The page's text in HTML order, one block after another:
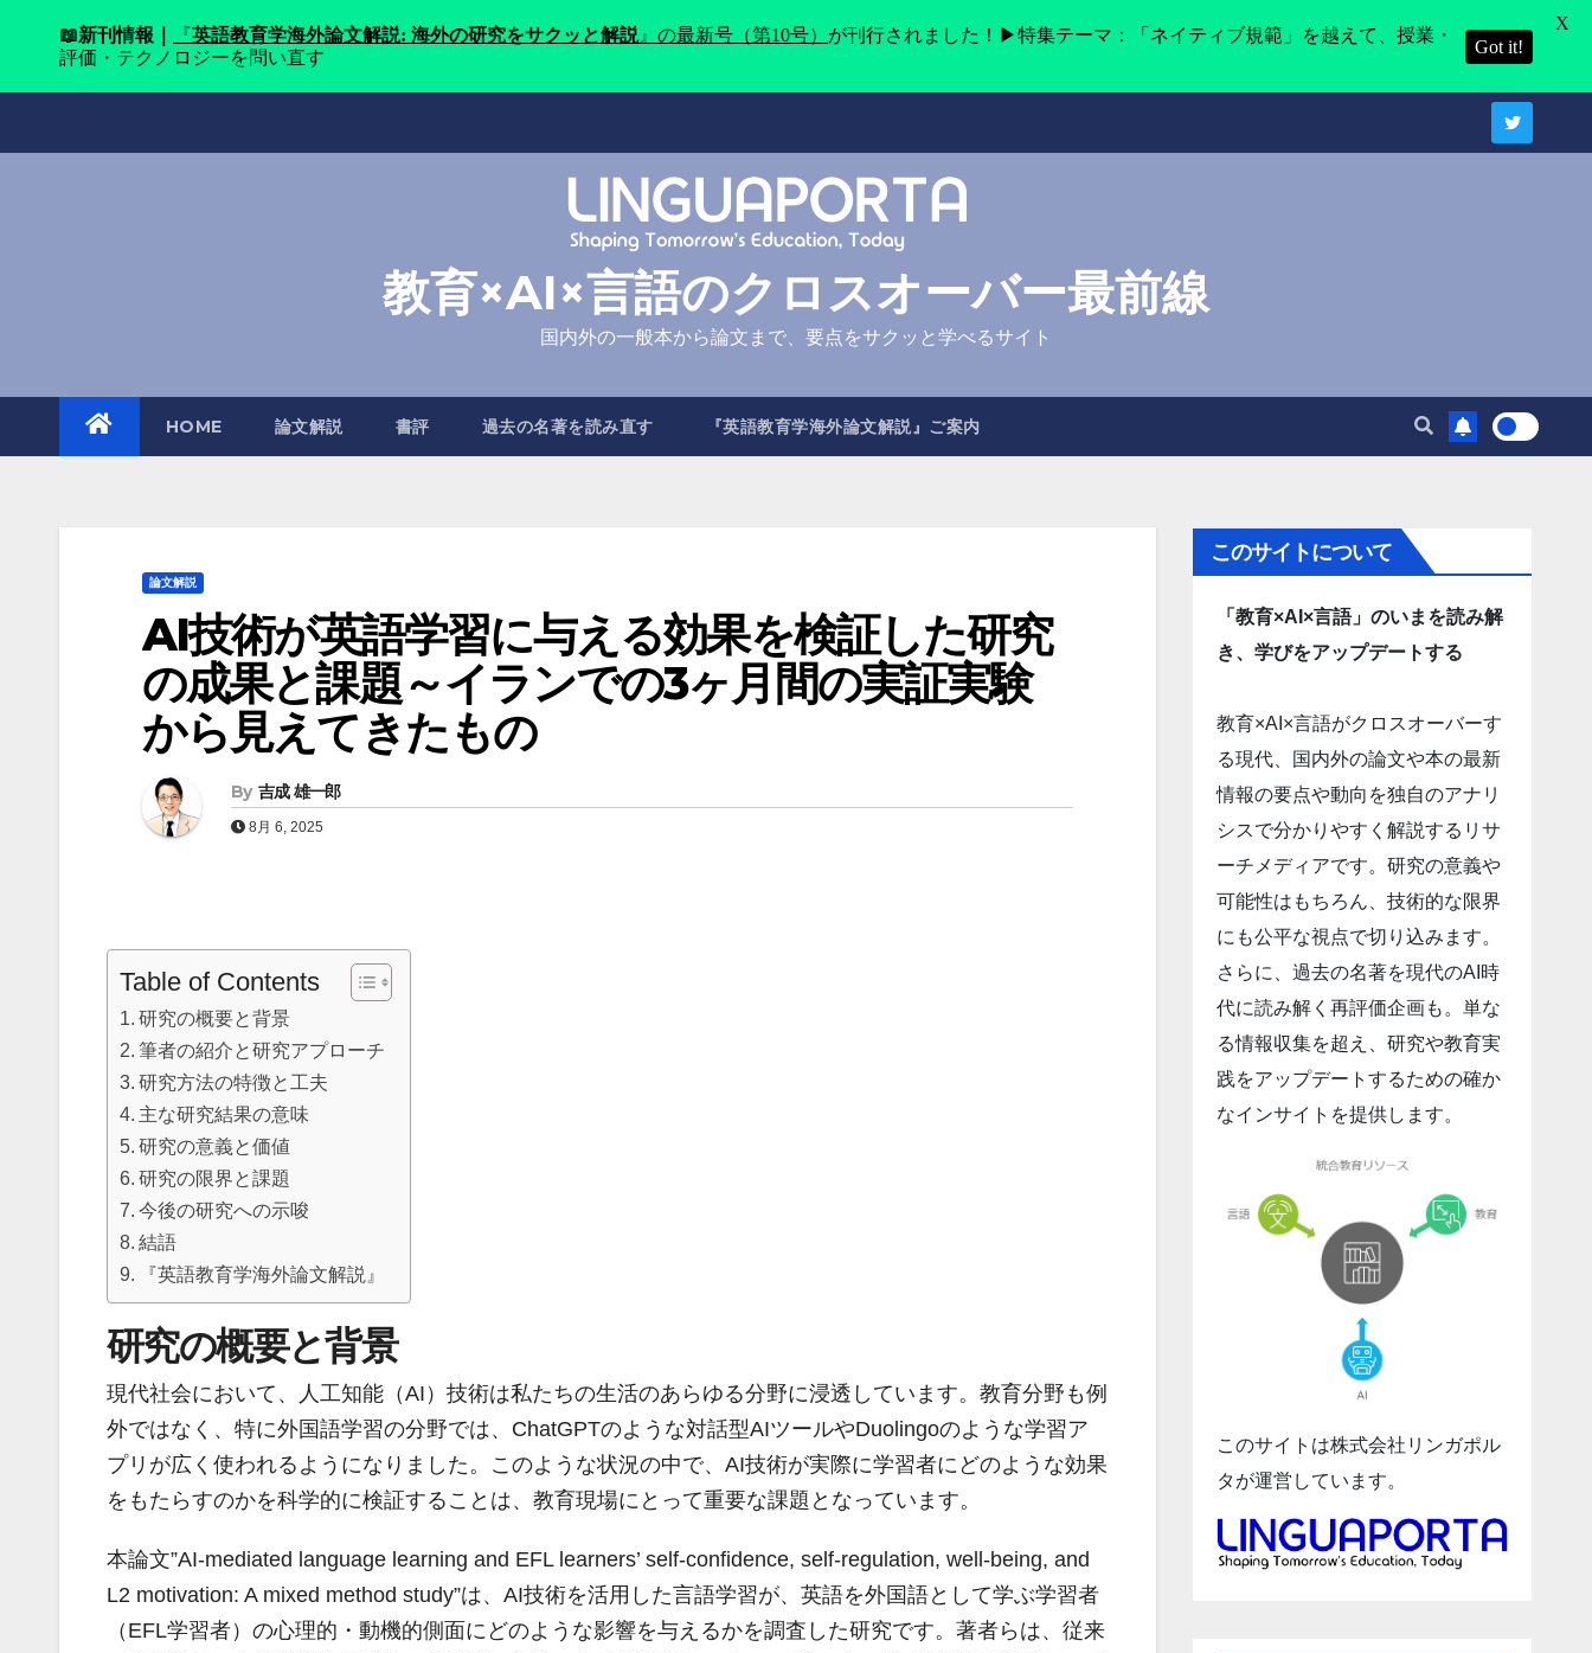
教育×AI×言語のクロスオーバー最前線
国内外の一般本から論文まで、要点をサクッと学べるサイト
HOME 論文解説 書評 過去の名著を読み直す 『英語教育学海外論文解説』ご案内
論文解説
AI技術が英語学習に与える効果を検証した研究
の成果と課題～イランでの3ヶ月間の実証実験
から見えてきたもの
By 吉成 雄一郎
8月 6, 2025
Table of Contents
研究の概要と背景
筆者の紹介と研究アプローチ
研究方法の特徴と工夫
主な研究結果の意味
研究の意義と価値
研究の限界と課題
今後の研究への示唆
結語
『英語教育学海外論文解説』
研究の概要と背景
現代社会において、人工知能（AI）技術は私たちの生活のあらゆる分野に浸透しています。教育分野も例
外ではなく、特に外国語学習の分野では、ChatGPTのような対話型AIツールやDuolingoのような学習ア
プリが広く使われるようになりました。このような状況の中で、AI技術が実際に学習者にどのような効果
をもたらすのかを科学的に検証することは、教育現場にとって重要な課題となっています。
本論文”AI-mediated language learning and EFL learners’ self-confidence, self-regulation, well-being, and
L2 motivation: A mixed method study”は、AI技術を活用した言語学習が、英語を外国語として学ぶ学習者
（EFL学習者）の心理的・動機的側面にどのような影響を与えるかを調査した研究です。著者らは、従来
このサイトについて
「教育×AI×言語」のいまを読み解
き、学びをアップデートする
教育×AI×言語がクロスオーバーす
る現代、国内外の論文や本の最新
情報の要点や動向を独自のアナリ
シスで分かりやすく解説するリサ
ーチメディアです。研究の意義や
可能性はもちろん、技術的な限界
にも公平な視点で切り込みます。
さらに、過去の名著を現代のAI時
代に読み解く再評価企画も。単な
る情報収集を超え、研究や教育実
践をアップデートするための確か
なインサイトを提供します。
このサイトは株式会社リンガポル
タが運営しています。
📖新刊情報｜ 『英語教育学海外論文解説: 海外の研究をサクッと解説』の最新号（第10号） が刊行されました！▶特集テーマ：「ネイティブ規範」を越えて、授業・
評価・テクノロジーを問い直す
Got it!
X